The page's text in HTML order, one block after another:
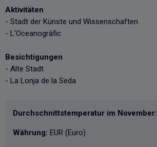
Aktivitäten
- Stadt der Künste und Wissenschaften
- L'Oceanogràfic
Besichtigungen
- Alte Stadt
- La Lonja de la Seda
Durchschnittstemperatur im November:
Währung: EUR (Euro)